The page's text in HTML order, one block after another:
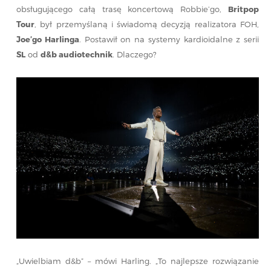
obsługującego całą trasę koncertową Robbie’go, Britpop
Tour , był przemyślaną i świadomą decyzją realizatora FOH,
Joe’go Harlinga. Postawił on na systemy kardioidalne z serii
SL od d&b audiotechnik. Dlaczego?
„Uwielbiam d&b” – mówi Harling. „To najlepsze rozwiązanie